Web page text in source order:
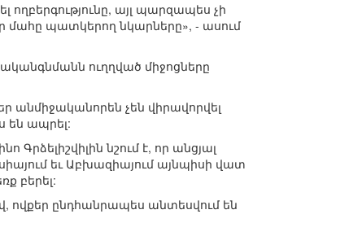
ողբերգությունը, այլ պարզապես չի
մահը պատկերող նկարները», - ասում
ուղղված միջոցները
անմիջականորեն չեն վիրավորվել
են ապրել:
նշում է, որ անցյալ
եւ Աբխազիայում այնպիսի վատ
բերել:
ովքեր ընդհանրապես անտեսվում են